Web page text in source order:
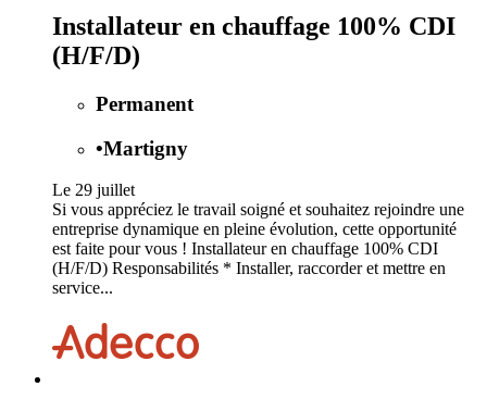
Installateur en chauffage 100% CDI
(H/F/D)
Permanent
•Martigny
Le 29 juillet
Si vous appréciez le travail soigné et souhaitez rejoindre une
entreprise dynamique en pleine évolution, cette opportunité
est faite pour vous ! Installateur en chauffage 100% CDI
(H/F/D) Responsabilités * Installer, raccorder et mettre en
service...